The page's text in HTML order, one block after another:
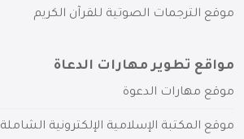
موقع الترجمات الصوتية للقرآن الكريم
مواقع تطوير مهارات الدعاة
موقع مهارات الدعوة
موقع المكتبة الإسلامية الإلكترونية الشاملة